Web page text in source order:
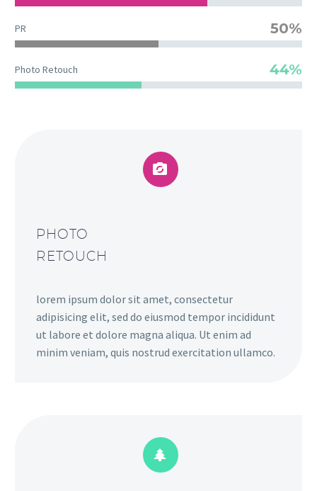
PR 50%
Photo Retouch 44%


PHOTO
RETOUCH
lorem ipsum dolor sit amet, consectetur
adipisicing elit, sed do eiusmod tempor incididunt
ut labore et dolore magna aliqua. Ut enim ad
minim veniam, quis nostrud exercitation ullamco.

